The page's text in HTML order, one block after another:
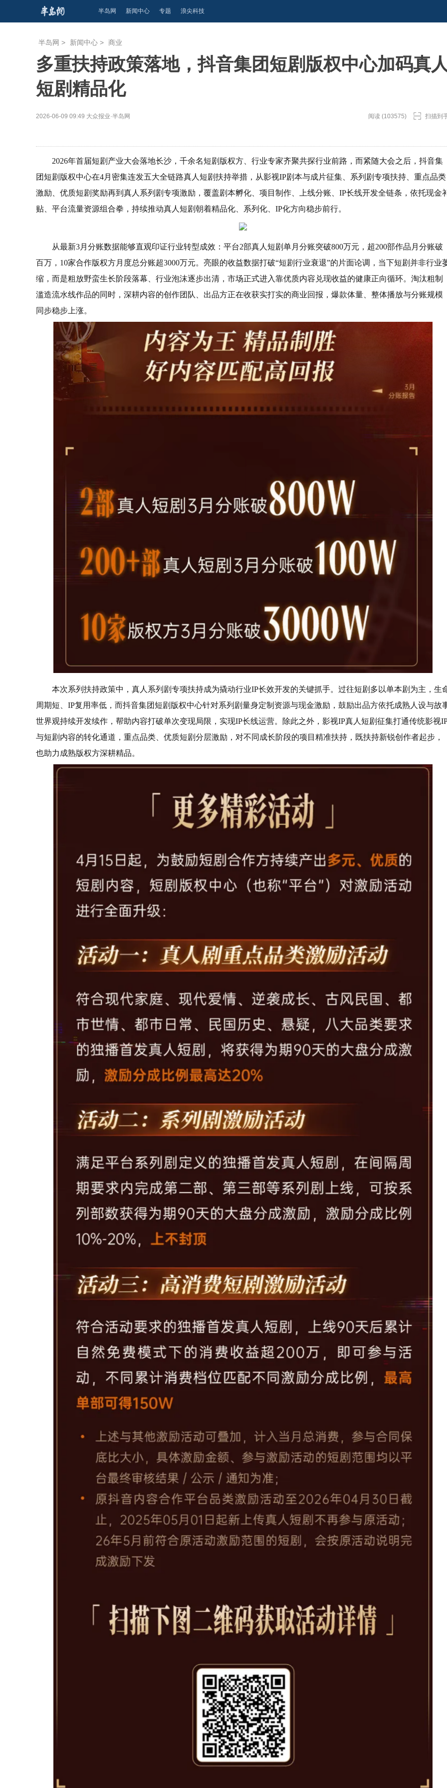
半岛网 新闻中心 专题 浪尖科技
半岛网 > 新闻中心 > 商业
多重扶持政策落地，抖音集团短剧版权中心加码真人
短剧精品化
2026-06-09 09:49 大众报业·半岛网 阅读 (103575) 扫描到
2026年首届短剧产业大会落地长沙，千余名短剧版权方、行业专家齐聚共探行业前路，而紧随大会之后，抖音集
团短剧版权中心在4月密集连发五大全链路真人短剧扶持举措，从影视IP剧本与成片征集、系列剧专项扶持、重点品类
激励、优质短剧奖励再到真人系列剧专项激励，覆盖剧本孵化、项目制作、上线分账、IP长线开发全链条，依托现金
贴、平台流量资源组合拳，持续推动真人短剧朝着精品化、系列化、IP化方向稳步前行。
从最新3月分账数据能够直观印证行业转型成效：平台2部真人短剧单月分账突破800万元，超200部作品月分账破
百万，10家合作版权方月度总分账超3000万元。亮眼的收益数据打破“短剧行业衰退”的片面论调，当下短剧并非行业
缩，而是粗放野蛮生长阶段落幕、行业泡沫逐步出清，市场正式进入靠优质内容兑现收益的健康正向循环。淘汰粗制
滥造流水线作品的同时，深耕内容的创作团队、出品方正在收获实打实的商业回报，爆款体量、整体播放与分账规模
同步稳步上涨。
本次系列扶持政策中，真人系列剧专项扶持成为撬动行业IP长效开发的关键抓手。过往短剧多以单本剧为主，生
周期短、IP复用率低，而抖音集团短剧版权中心针对系列剧量身定制资源与现金激励，鼓励出品方依托成熟人设与故
世界观持续开发续作，帮助内容打破单次变现局限，实现IP长线运营。除此之外，影视IP真人短剧征集打通传统影视
与短剧内容的转化通道，重点品类、优质短剧分层激励，对不同成长阶段的项目精准扶持，既扶持新锐创作者起步，
也助力成熟版权方深耕精品。